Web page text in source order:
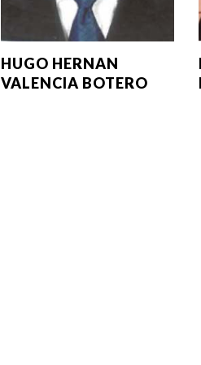
HUGO HERNAN
VALENCIA BOTERO